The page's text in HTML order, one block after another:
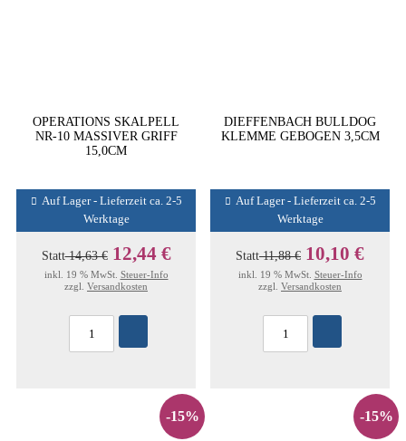
OPERATIONS SKALPELL
NR-10 MASSIVER GRIFF
15,0CM
Auf Lager - Lieferzeit ca. 2-5
Werktage
Statt14,63 € 12,44 €
inkl. 19 % MwSt. Steuer-Info
zzgl. Versandkosten
DIEFFENBACH BULLDOG
KLEMME GEBOGEN 3,5CM
Auf Lager - Lieferzeit ca. 2-5
Werktage
Statt11,88 € 10,10 €
inkl. 19 % MwSt. Steuer-Info
zzgl. Versandkosten
-15% -15%